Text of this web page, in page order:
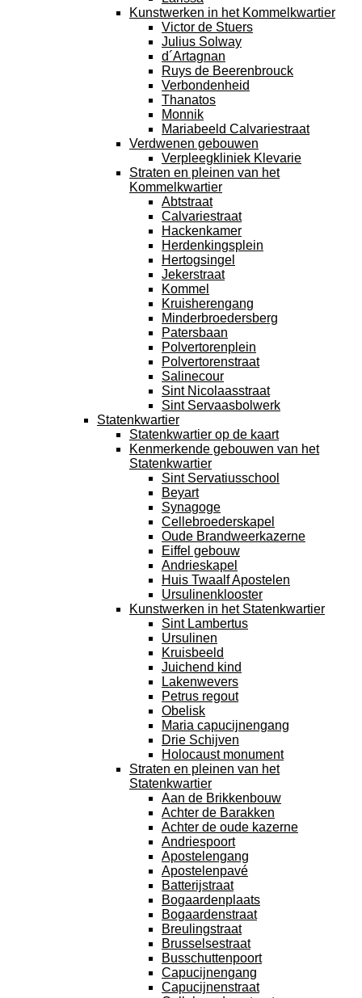
Kunstwerken in het Kommelkwartier
Victor de Stuers
Julius Solway
d´Artagnan
Ruys de Beerenbrouck
Verbondenheid
Thanatos
Monnik
Mariabeeld Calvariestraat
Verdwenen gebouwen
Verpleegkliniek Klevarie
Straten en pleinen van het
Kommelkwartier
Abtstraat
Calvariestraat
Hackenkamer
Herdenkingsplein
Hertogsingel
Jekerstraat
Kommel
Kruisherengang
Minderbroedersberg
Patersbaan
Polvertorenplein
Polvertorenstraat
Salinecour
Sint Nicolaasstraat
Sint Servaasbolwerk
Statenkwartier
Statenkwartier op de kaart
Kenmerkende gebouwen van het
Statenkwartier
Sint Servatiusschool
Beyart
Synagoge
Cellebroederskapel
Oude Brandweerkazerne
Eiffel gebouw
Andrieskapel
Huis Twaalf Apostelen
Ursulinenklooster
Kunstwerken in het Statenkwartier
Sint Lambertus
Ursulinen
Kruisbeeld
Juichend kind
Lakenwevers
Petrus regout
Obelisk
Maria capucijnengang
Drie Schijven
Holocaust monument
Straten en pleinen van het
Statenkwartier
Aan de Brikkenbouw
Achter de Barakken
Achter de oude kazerne
Andriespoort
Apostelengang
Apostelenpavé
Batterijstraat
Bogaardenplaats
Bogaardenstraat
Breulingstraat
Brusselsestraat
Busschuttenpoort
Capucijnengang
Capucijnenstraat